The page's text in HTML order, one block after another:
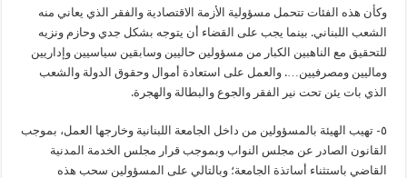
وكأن هذه الفئات تتحمل مسؤولية الأزمة الاقتصادية والفقر الذي يعاني منه
الشعب اللبناني. بينما يجب على القضاء أن يتوجه بشكل جدي وحازم ونزيه
للتحقيق مع الناهبين الكبار من مسؤولين حاليين وسابقين سياسيين وإداريين
وماليين ومصرفيين…. والعمل على استعادة أموال وحقوق الدولة والشعب
الذي بات يئن تحت نير الفقر والجوع والبطالة والهجرة.
٥- تهيب الهيئة بالمسؤولين من داخل الجامعة اللبنانية وخارجها العمل، بموجب
القانون الصادر عن مجلس النواب وبموجب قرار مجلس الخدمة المدنية
القاضي باستثناء أساتذة الجامعة؛ وبالتالي على المسؤولين سحب هذه